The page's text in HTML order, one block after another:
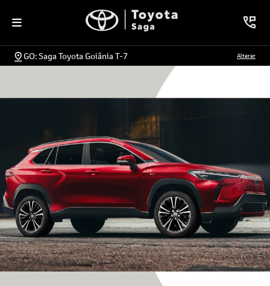
GO: Saga Toyota Goiânia T-7 Alterar